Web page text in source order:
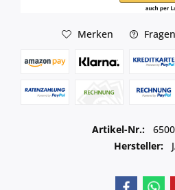
Merken
Artikel-Nr.:
Hersteller: